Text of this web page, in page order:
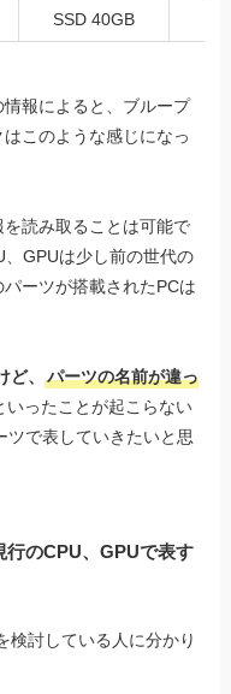
SSD 40GB
報によると、ブループ
このような感じになっ
読み取ることは可能で
GPUは少し前の世代の
ーツが搭載されたPCは
ど、パーツの名前が違っ
いったことが起こらない
ツで表していきたいと思
行のCPU、GPUで表す
検討している人に分かり